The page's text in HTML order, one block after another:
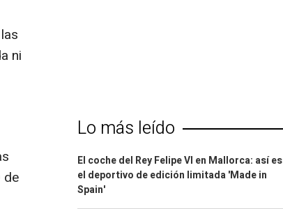
ni
de
Lo más leído
El coche del Rey Felipe VI en Mallorca: así es
el deportivo de edición limitada 'Made in
Spain'